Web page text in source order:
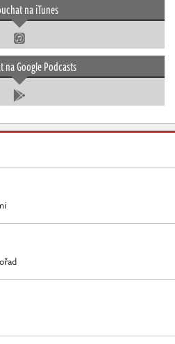
na iTunes
na Google Podcasts